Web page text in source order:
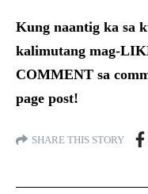
Kung naantig ka sa
kalimutang mag-
COMMENT sa
page post!
SHARE THIS STORY